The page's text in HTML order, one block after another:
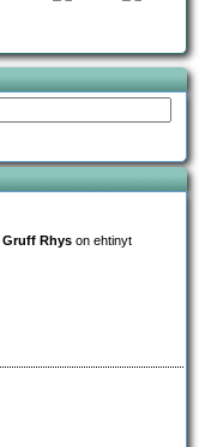
Gruff Rhys on ehtinyt